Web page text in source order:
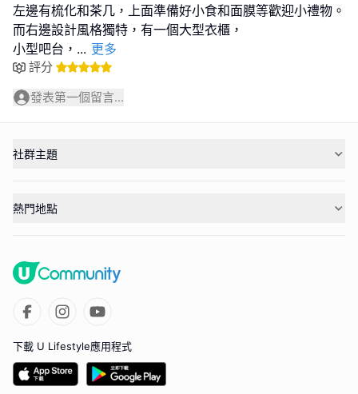
左邊有梳化和茶几，上面準備好小食和面膜等歡迎小禮物。
而右邊設計風格獨特，有一個大型衣櫃，
小型吧台， ... 更多
評分
發表第一個留言...
社群主題
熱門地點
下載 U Lifestyle應用程式